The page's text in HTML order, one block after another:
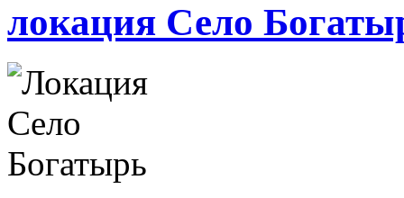
локация Село